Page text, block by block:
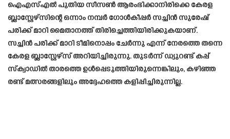
ഐഎസ്എൽ പുതിയ സീസൺ ആരംഭിക്കാനിരിക്കെ കേരള
ബ്ലാസ്റ്റേഴ്സിന്റെ ഒന്നാം നമ്പർ ഗോൾകീപ്പർ സച്ചിൻ സുരേഷ്
പരിക്ക് മാറി മൈതാനത്ത് തിരിച്ചെത്തിയിരിക്കുകയാണ്.
സച്ചിൻ പരിക്ക് മാറി ടീമിനൊപ്പം ചേർന്നു എന്ന് നേരത്തെ തന്നെ
കേരള ബ്ലാസ്റ്റേഴ്സ് അറിയിച്ചിരുന്നു. തുടർന്ന് ഡ്യുറണ്ട് കപ്പ്
സ്ക്വാഡിൽ താരത്തെ ഉൾപ്പെടുത്തിയിരുന്നെങ്കിലും, കഴിഞ്ഞ
രണ്ട് മത്സരങ്ങളിലും അദ്ദേഹത്തെ കളിപ്പിച്ചിരുന്നില്ല.